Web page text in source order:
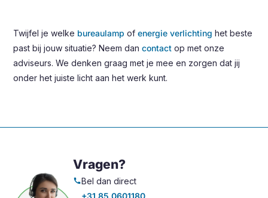
Twijfel je welke bureaulamp ofenergie verlichting het beste
past bij jouw situatie? Neem dancontact op met onze
adviseurs. We denken graag met je mee en zorgen dat jij
onder het juiste licht aan het werk kunt.
Vragen?
callBel dan direct
+31 85 0601180